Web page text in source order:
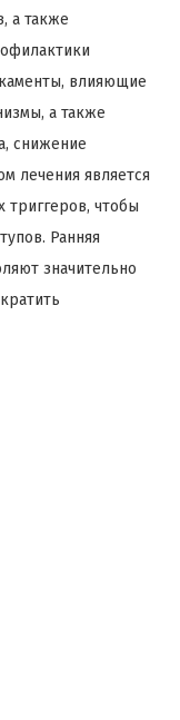
а также
влияющие
а также
снижение
лечения является
триггеров, чтобы
Ранняя
значительно